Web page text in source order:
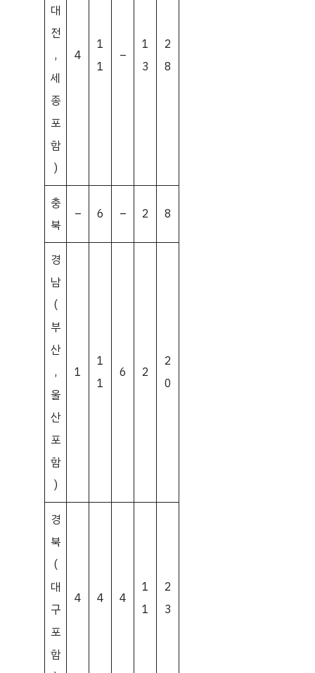
대
전
,
세
종
포
함
)
4
1
1
–
1
3
2
8
충
북
– 6 – 2 8
경
남
(
부
산
,
울
산
포
함
)
1
1
1
6 2
2
0
경
북
(
대
구
포
함
4 4 4
1
1
2
3